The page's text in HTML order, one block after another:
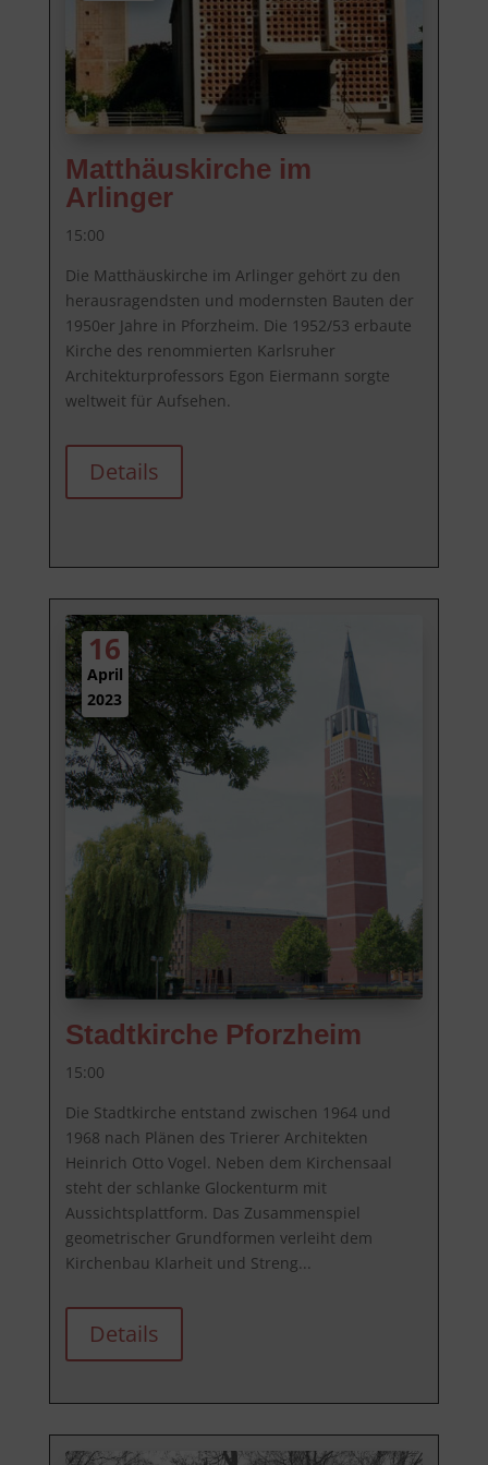
Matthäuskirche im
Arlinger
15:00
Die Matthäuskirche im Arlinger gehört zu den
herausragendsten und modernsten Bauten der
1950er Jahre in Pforzheim. Die 1952/53 erbaute
Kirche des renommierten Karlsruher
Architekturprofessors Egon Eiermann sorgte
weltweit für Aufsehen.
Details
16
April
2023
Stadtkirche Pforzheim
15:00
Die Stadtkirche entstand zwischen 1964 und
1968 nach Plänen des Trierer Architekten
Heinrich Otto Vogel. Neben dem Kirchensaal
steht der schlanke Glockenturm mit
Aussichtsplattform. Das Zusammenspiel
geometrischer Grundformen verleiht dem
Kirchenbau Klarheit und Streng...
Details